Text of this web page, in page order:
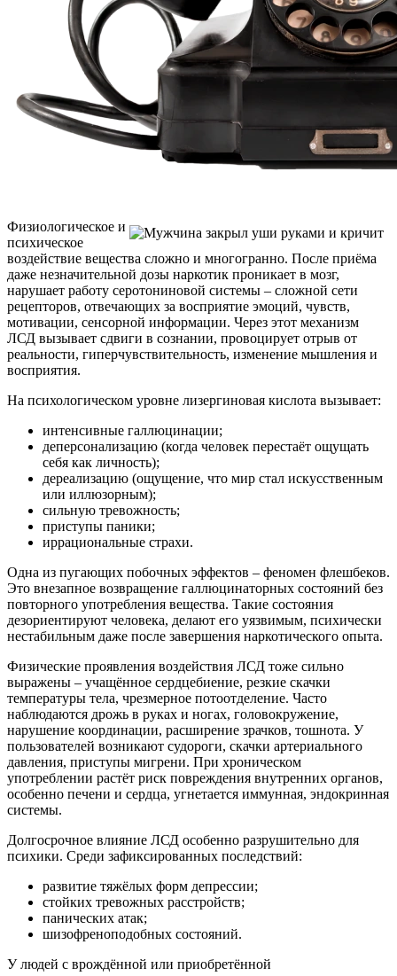
Физиологическое и
психическое
воздействие вещества сложно и многогранно. После приёма
даже незначительной дозы наркотик проникает в мозг,
нарушает работу серотониновой системы – сложной сети
рецепторов, отвечающих за восприятие эмоций, чувств,
мотивации, сенсорной информации. Через этот механизм
ЛСД вызывает сдвиги в сознании, провоцирует отрыв от
реальности, гиперчувствительность, изменение мышления и
восприятия.
На психологическом уровне лизергиновая кислота вызывает:
интенсивные галлюцинации;
деперсонализацию (когда человек перестаёт ощущать
себя как личность);
дереализацию (ощущение, что мир стал искусственным
или иллюзорным);
сильную тревожность;
приступы паники;
иррациональные страхи.
Одна из пугающих побочных эффектов – феномен флешбеков.
Это внезапное возвращение галлюцинаторных состояний без
повторного употребления вещества. Такие состояния
дезориентируют человека, делают его уязвимым, психически
нестабильным даже после завершения наркотического опыта.
Физические проявления воздействия ЛСД тоже сильно
выражены – учащённое сердцебиение, резкие скачки
температуры тела, чрезмерное потоотделение. Часто
наблюдаются дрожь в руках и ногах, головокружение,
нарушение координации, расширение зрачков, тошнота. У
пользователей возникают судороги, скачки артериального
давления, приступы мигрени. При хроническом
употреблении растёт риск повреждения внутренних органов,
особенно печени и сердца, угнетается иммунная, эндокринная
системы.
Долгосрочное влияние ЛСД особенно разрушительно для
психики. Среди зафиксированных последствий:
развитие тяжёлых форм депрессии;
стойких тревожных расстройств;
панических атак;
шизофреноподобных состояний.
У людей с врождённой или приобретённой